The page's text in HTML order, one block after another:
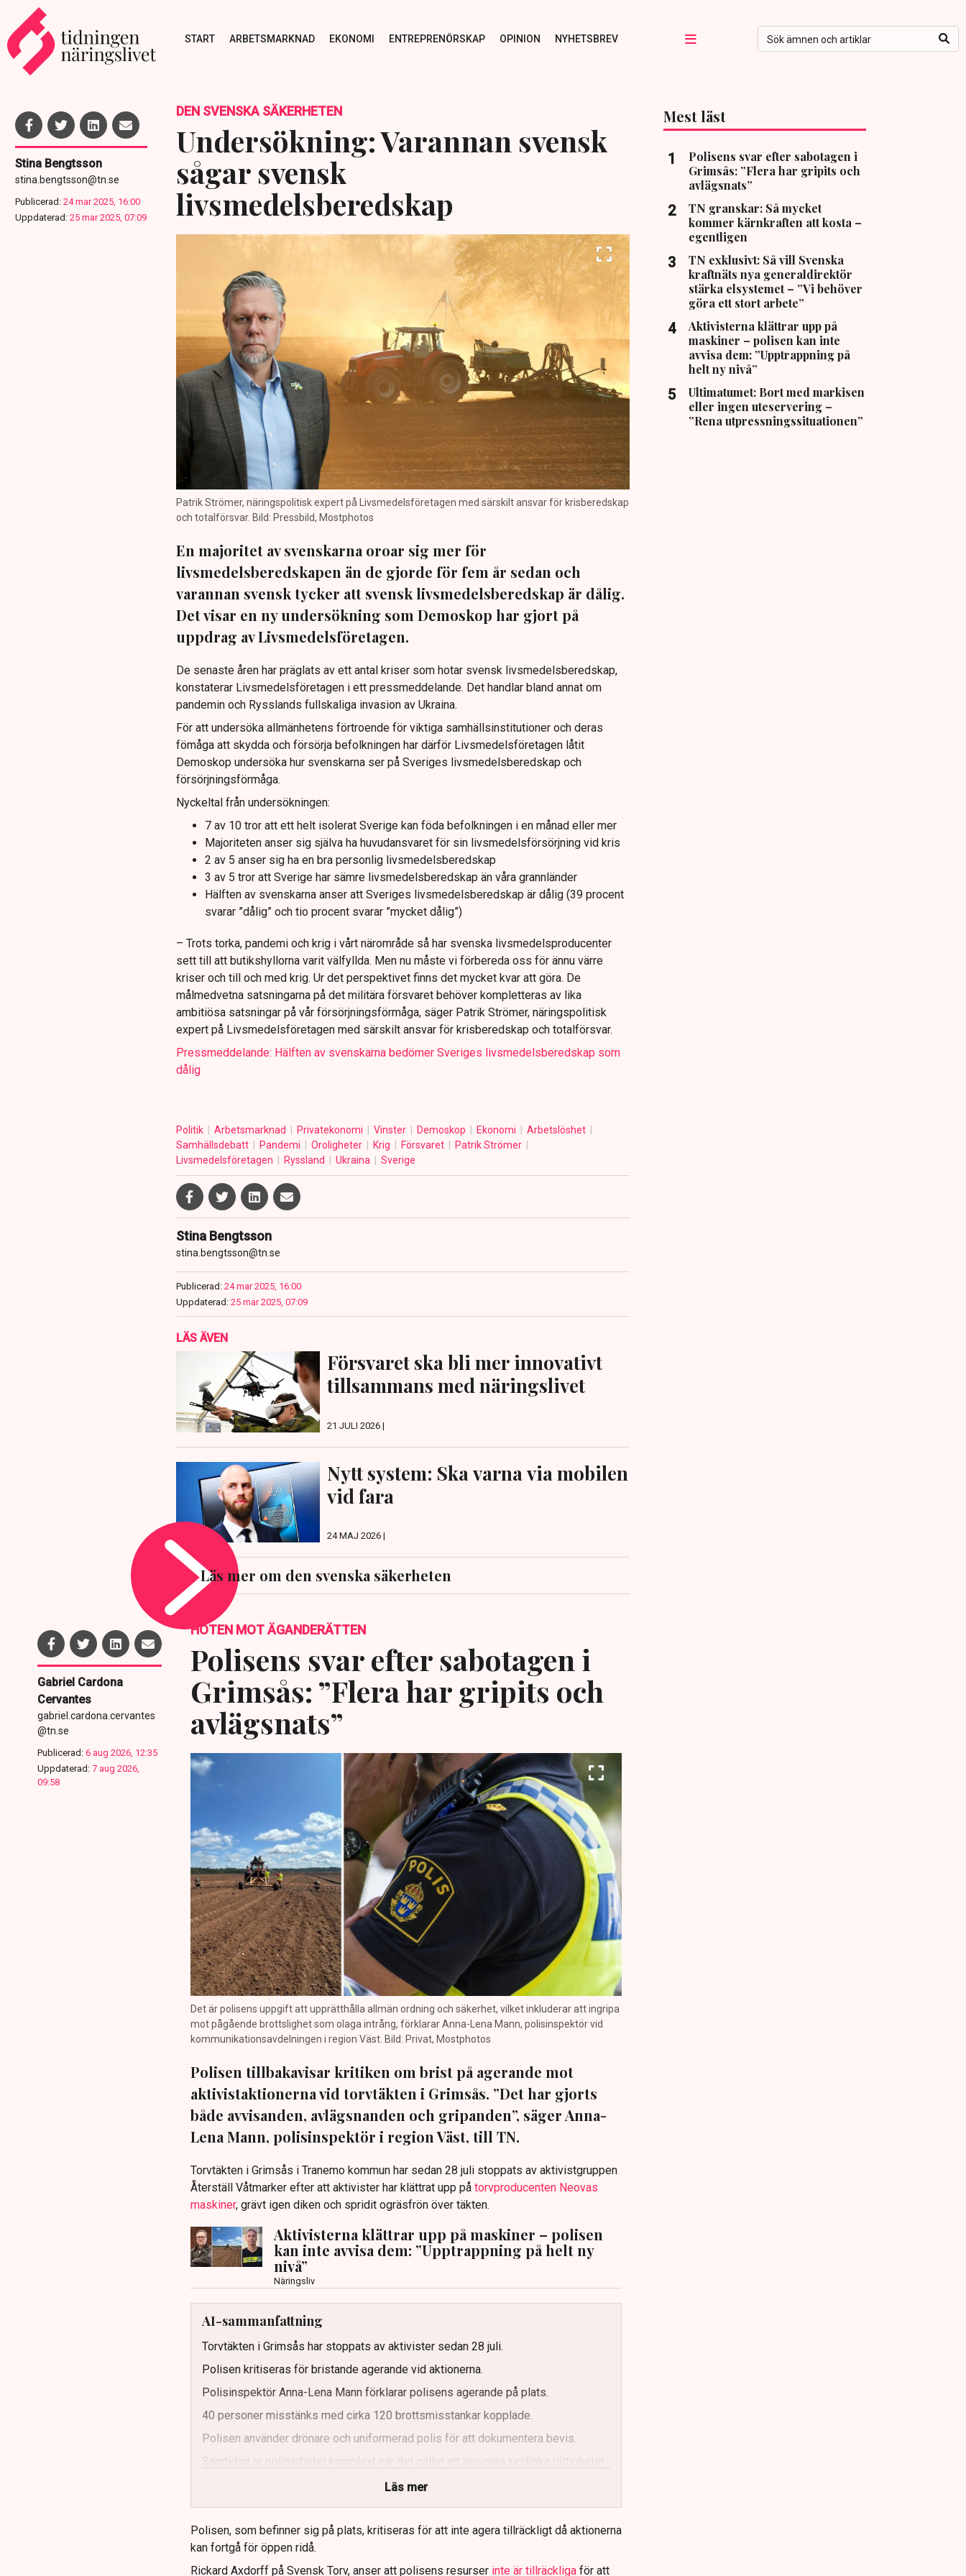
START ARBETSMARKNAD EKONOMI ENTREPRENÖRSKAP OPINION NYHETSBREV
Stina Bengtsson
stina.bengtsson@tn.se
Publicerad: 24 mar 2025, 16:00
Uppdaterad: 25 mar 2025, 07:09
DEN SVENSKA SÄKERHETEN
Undersökning: Varannan svensk
sågar svensk
livsmedelsberedskap
Patrik Strömer, näringspolitisk expert på Livsmedelsföretagen med särskilt ansvar för krisberedskap
och totalförsvar. Bild: Pressbild, Mostphotos
En majoritet av svenskarna oroar sig mer för
livsmedelsberedskapen än de gjorde för fem år sedan och
varannan svensk tycker att svensk livsmedelsberedskap är dålig.
Det visar en ny undersökning som Demoskop har gjort på
uppdrag av Livsmedelsföretagen.
De senaste åren har präglats av ett antal kriser som hotar svensk livsmedelsberedskap,
konstaterar Livsmedelsföretagen i ett pressmeddelande. Det handlar bland annat om
pandemin och Rysslands fullskaliga invasion av Ukraina.
För att undersöka allmänhetens förtroende för viktiga samhällsinstitutioner och deras
fömåga att skydda och försörja befolkningen har därför Livsmedelsföretagen låtit
Demoskop undersöka hur svenskarna ser på Sveriges livsmedelsberedskap och
försörjningsförmåga.
Nyckeltal från undersökningen:
7 av 10 tror att ett helt isolerat Sverige kan föda befolkningen i en månad eller mer
Majoriteten anser sig själva ha huvudansvaret för sin livsmedelsförsörjning vid kris
2 av 5 anser sig ha en bra personlig livsmedelsberedskap
3 av 5 tror att Sverige har sämre livsmedelsberedskap än våra grannländer
Hälften av svenskarna anser att Sveriges livsmedelsberedskap är dålig (39 procent
svarar ”dålig” och tio procent svarar ”mycket dålig”)
– Trots torka, pandemi och krig i vårt närområde så har svenska livsmedelsproducenter
sett till att butikshyllorna varit välfyllda. Men nu måste vi förbereda oss för ännu värre
kriser och till och med krig. Ur det perspektivet finns det mycket kvar att göra. De
målmedvetna satsningarna på det militära försvaret behöver kompletteras av lika
ambitiösa satsningar på vår försörjningsförmåga, säger Patrik Strömer, näringspolitisk
expert på Livsmedelsföretagen med särskilt ansvar för krisberedskap och totalförsvar.
Pressmeddelande: Hälften av svenskarna bedömer Sveriges livsmedelsberedskap som
dålig
Politik Arbetsmarknad Privatekonomi Vinster Demoskop Ekonomi
Arbetslöshet
Samhällsdebatt
Pandemi Oroligheter Krig Försvaret
Patrik Strömer
Livsmedelsföretagen
Ryssland Ukraina Sverige
Stina Bengtsson
stina.bengtsson@tn.se
Publicerad: 24 mar 2025, 16:00
Uppdaterad: 25 mar 2025, 07:09
LÄS ÄVEN
Försvaret ska bli mer innovativt
tillsammans med näringslivet
21 JULI 2026 |
Nytt system: Ska varna via mobilen
vid fara
24 MAJ 2026 |
Läs mer om den svenska säkerheten
Mest läst
Polisens svar efter sabotagen i
Grimsås: ”Flera har gripits och
avlägsnats”
TN granskar: Så mycket
kommer kärnkraften att kosta –
egentligen
TN exklusivt: Så vill Svenska
kraftnäts nya generaldirektör
stärka elsystemet – ”Vi behöver
göra ett stort arbete”
Aktivisterna klättrar upp på
maskiner – polisen kan inte
avvisa dem: ”Upptrappning på
helt ny nivå”
Ultimatumet: Bort med markisen
eller ingen uteservering –
”Rena utpressningssituationen”
Gabriel Cardona
Cervantes
gabriel.cardona.cervantes
@tn.se
Publicerad: 6 aug 2026, 12:35
Uppdaterad: 7 aug 2026,
09:58
HOTEN MOT ÄGANDERÄTTEN
Polisens svar efter sabotagen i
Grimsås: ”Flera har gripits och
avlägsnats”
Det är polisens uppgift att upprätthålla allmän ordning och säkerhet, vilket inkluderar att ingripa
mot pågående brottslighet som olaga intrång, förklarar Anna-Lena Mann, polisinspektör vid
kommunikationsavdelningen i region Väst. Bild: Privat, Mostphotos
Polisen tillbakavisar kritiken om brist på agerande mot
aktivistaktionerna vid torvtäkten i Grimsås. ”Det har gjorts
både avvisanden, avlägsnanden och gripanden”, säger Anna-
Lena Mann, polisinspektör i region Väst, till TN.
Torvtäkten i Grimsås i Tranemo kommun har sedan 28 juli stoppats av aktivistgruppen
Återställ Våtmarker efter att aktivister har klättrat upp påtorvproducenten Neovas
maskiner, grävt igen diken och spridit ogräsfrön över täkten.
Aktivisterna klättrar upp på maskiner – polisen
kan inte avvisa dem: ”Upptrappning på helt ny
nivå”
Näringsliv
AI-sammanfattning
Torvtäkten i Grimsås har stoppats av aktivister sedan 28 juli.
Polisen kritiseras för bristande agerande vid aktionerna.
Polisinspektör Anna-Lena Mann förklarar polisens agerande på plats.
40 personer misstänks med cirka 120 brottsmisstankar kopplade.
Polisen använder drönare och uniformerad polis för att dokumentera bevis.
Samtidigt är polisarbetet komplext när det gäller att navigera juridiska rättigheter
Läs mer
Polisen, som befinner sig på plats, kritiseras för att inte agera tillräckligt då aktionerna
kan fortgå för öppen ridå.
Rickard Axdorff på Svensk Torv, anser att polisens resurser inte är tillräckliga för att